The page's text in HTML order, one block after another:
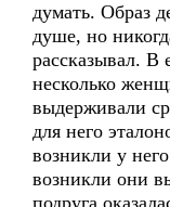
думать. Образ
душе, но
рассказывал.
несколько
выдерживали
для него
возникли у
возникли они
подруга